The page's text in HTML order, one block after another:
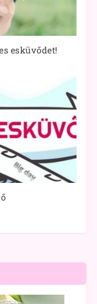
esküvődet!